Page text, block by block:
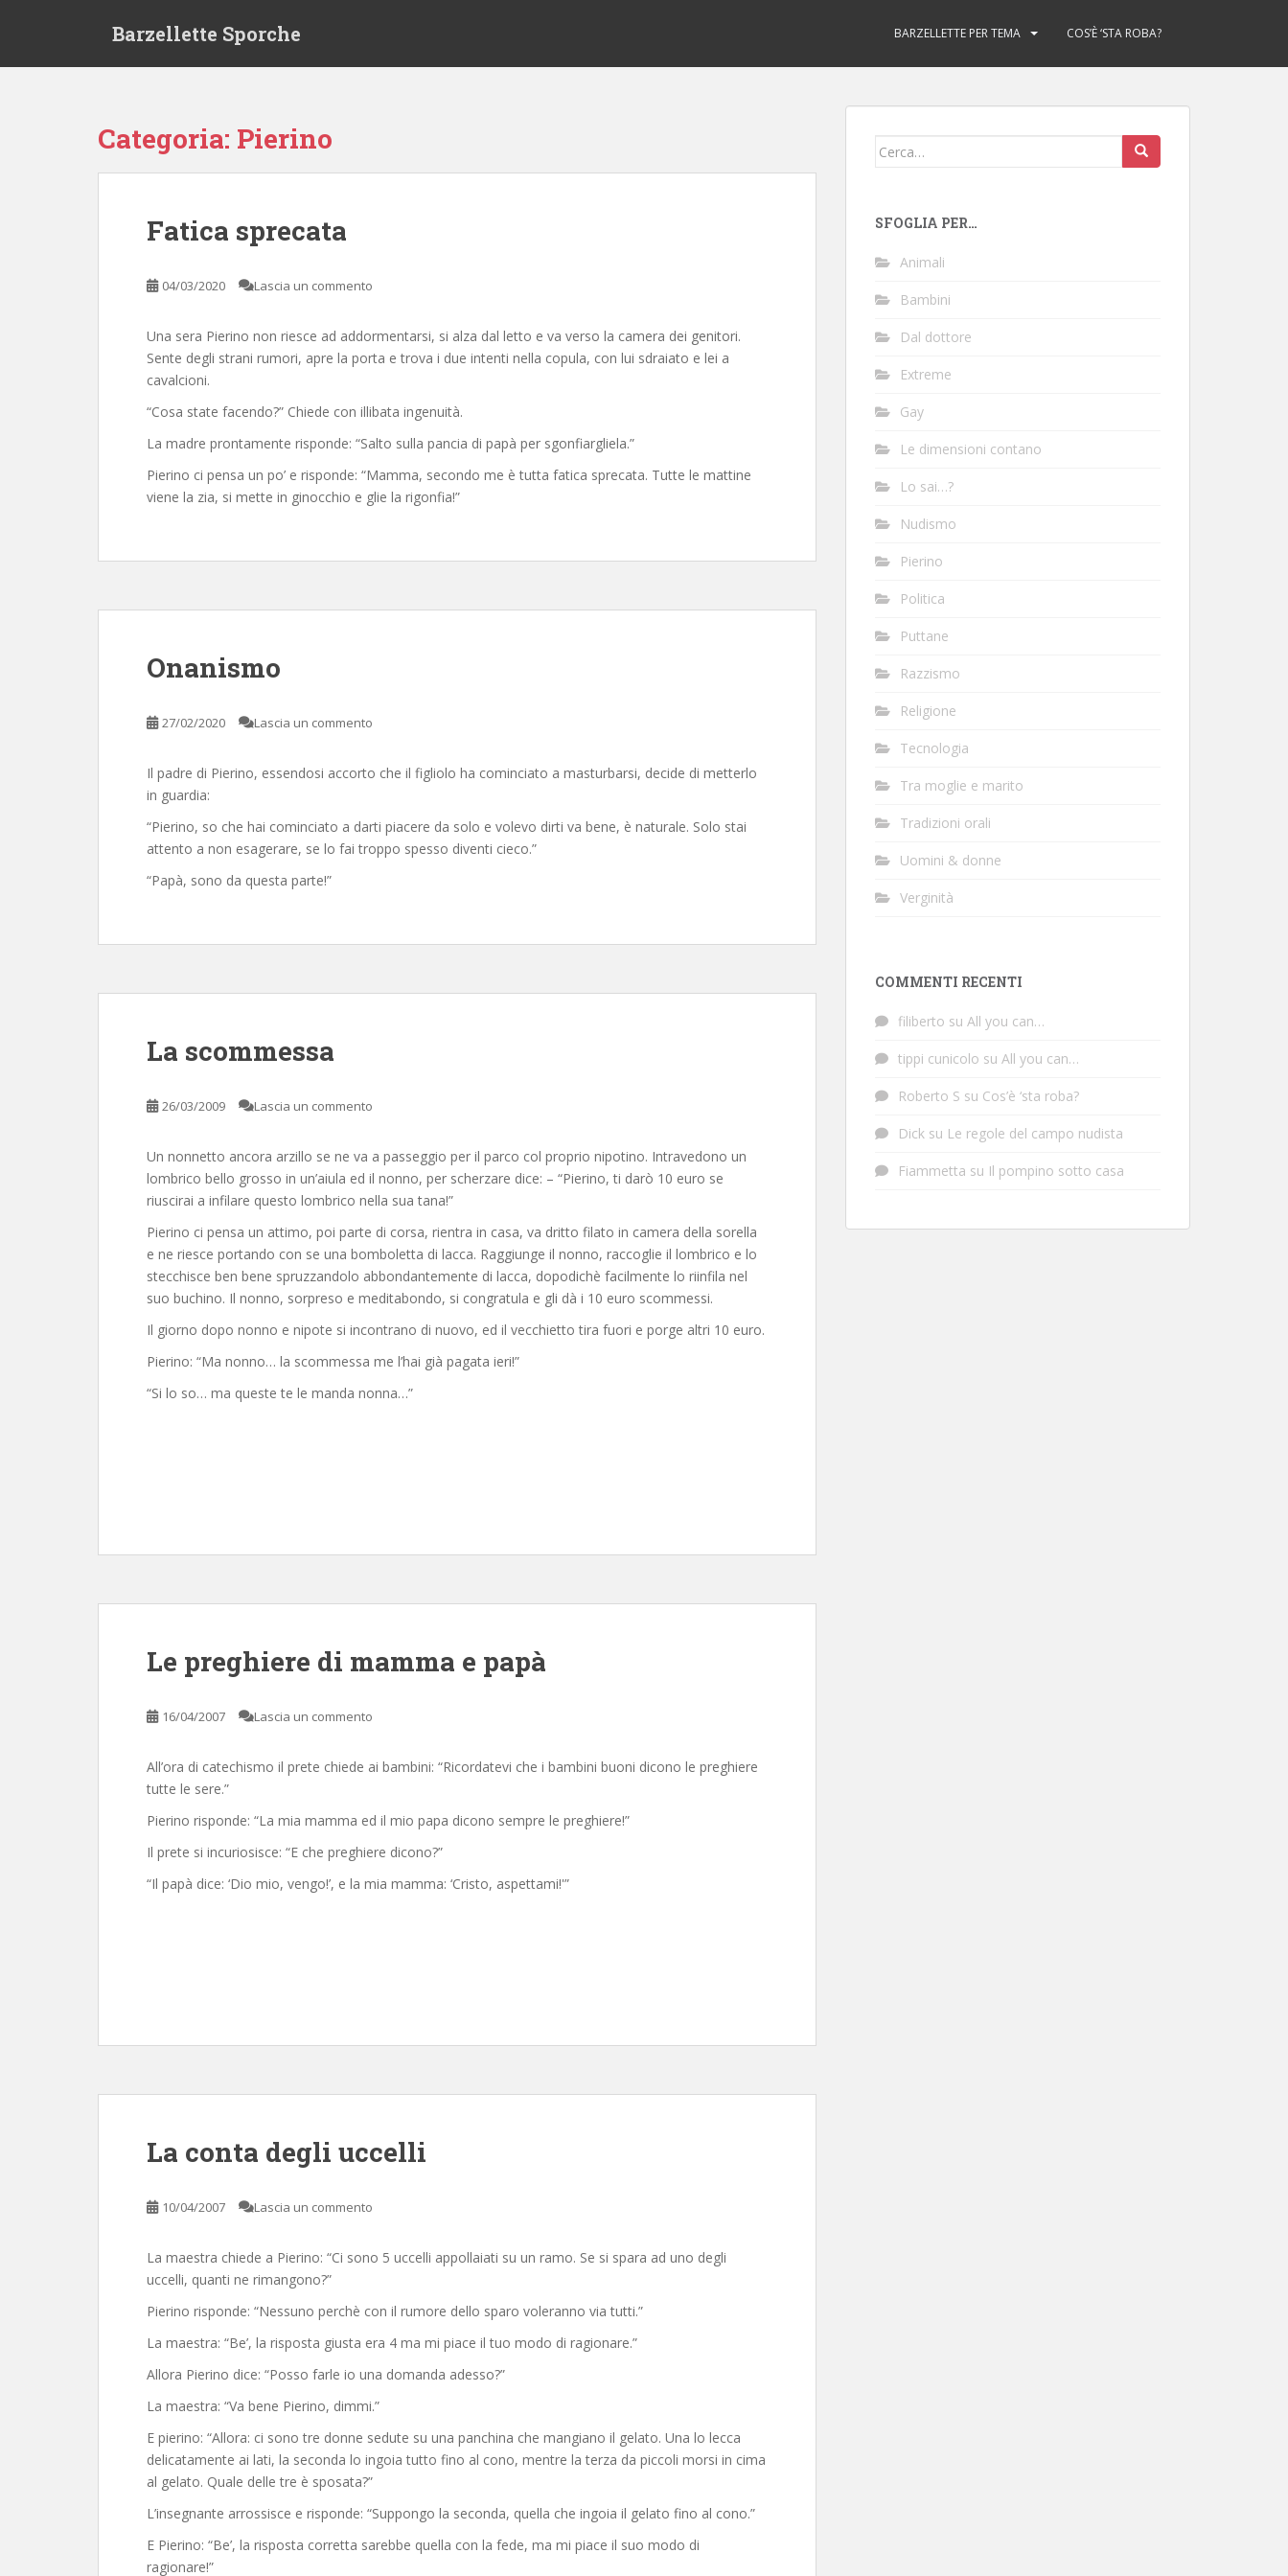
Barzellette Sporche BARZELLETTE PER TEMA COS’È ‘STA ROBA?
Categoria: Pierino
Fatica sprecata
04/03/2020 Lascia un commento
Una sera Pierino non riesce ad addormentarsi, si alza dal letto e va verso la camera dei genitori.
Sente degli strani rumori, apre la porta e trova i due intenti nella copula, con lui sdraiato e lei a
cavalcioni.
“Cosa state facendo?” Chiede con illibata ingenuità.
La madre prontamente risponde: “Salto sulla pancia di papà per sgonfiargliela.”
Pierino ci pensa un po’ e risponde: “Mamma, secondo me è tutta fatica sprecata. Tutte le mattine
viene la zia, si mette in ginocchio e glie la rigonfia!”
Onanismo
27/02/2020 Lascia un commento
Il padre di Pierino, essendosi accorto che il figliolo ha cominciato a masturbarsi, decide di metterlo
in guardia:
“Pierino, so che hai cominciato a darti piacere da solo e volevo dirti va bene, è naturale. Solo stai
attento a non esagerare, se lo fai troppo spesso diventi cieco.”
“Papà, sono da questa parte!”
La scommessa
26/03/2009 Lascia un commento
Un nonnetto ancora arzillo se ne va a passeggio per il parco col proprio nipotino. Intravedono un
lombrico bello grosso in un’aiula ed il nonno, per scherzare dice: – “Pierino, ti darò 10 euro se
riuscirai a infilare questo lombrico nella sua tana!”
Pierino ci pensa un attimo, poi parte di corsa, rientra in casa, va dritto filato in camera della sorella
e ne riesce portando con se una bomboletta di lacca. Raggiunge il nonno, raccoglie il lombrico e lo
stecchisce ben bene spruzzandolo abbondantemente di lacca, dopodichè facilmente lo riinfila nel
suo buchino. Il nonno, sorpreso e meditabondo, si congratula e gli dà i 10 euro scommessi.
Il giorno dopo nonno e nipote si incontrano di nuovo, ed il vecchietto tira fuori e porge altri 10 euro.
Pierino: “Ma nonno… la scommessa me l’hai già pagata ieri!”
“Si lo so… ma queste te le manda nonna…”
Le preghiere di mamma e papà
16/04/2007 Lascia un commento
All’ora di catechismo il prete chiede ai bambini: “Ricordatevi che i bambini buoni dicono le preghiere
tutte le sere.”
Pierino risponde: “La mia mamma ed il mio papa dicono sempre le preghiere!”
Il prete si incuriosisce: “E che preghiere dicono?”
“Il papà dice: ‘Dio mio, vengo!’, e la mia mamma: ‘Cristo, aspettami!'”
La conta degli uccelli
10/04/2007 Lascia un commento
La maestra chiede a Pierino: “Ci sono 5 uccelli appollaiati su un ramo. Se si spara ad uno degli
uccelli, quanti ne rimangono?”
Pierino risponde: “Nessuno perchè con il rumore dello sparo voleranno via tutti.”
La maestra: “Be’, la risposta giusta era 4 ma mi piace il tuo modo di ragionare.”
Allora Pierino dice: “Posso farle io una domanda adesso?”
La maestra: “Va bene Pierino, dimmi.”
E pierino: “Allora: ci sono tre donne sedute su una panchina che mangiano il gelato. Una lo lecca
delicatamente ai lati, la seconda lo ingoia tutto fino al cono, mentre la terza da piccoli morsi in cima
al gelato. Quale delle tre è sposata?”
L’insegnante arrossisce e risponde: “Suppongo la seconda, quella che ingoia il gelato fino al cono.”
E Pierino: “Be’, la risposta corretta sarebbe quella con la fede, ma mi piace il suo modo di
ragionare!”
Cerca:
SFOGLIA PER…
Animali
Bambini
Dal dottore
Extreme
Gay
Le dimensioni contano
Lo sai…?
Nudismo
Pierino
Politica
Puttane
Razzismo
Religione
Tecnologia
Tra moglie e marito
Tradizioni orali
Uomini & donne
Verginità
COMMENTI RECENTI
filiberto su All you can…
tippi cunicolo su All you can…
Roberto S su Cos’è ‘sta roba?
Dick su Le regole del campo nudista
Fiammetta su Il pompino sotto casa